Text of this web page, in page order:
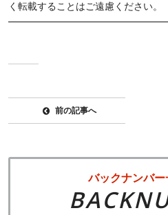
く転載することはご遠慮ください
前の記事へ
バックナンバー